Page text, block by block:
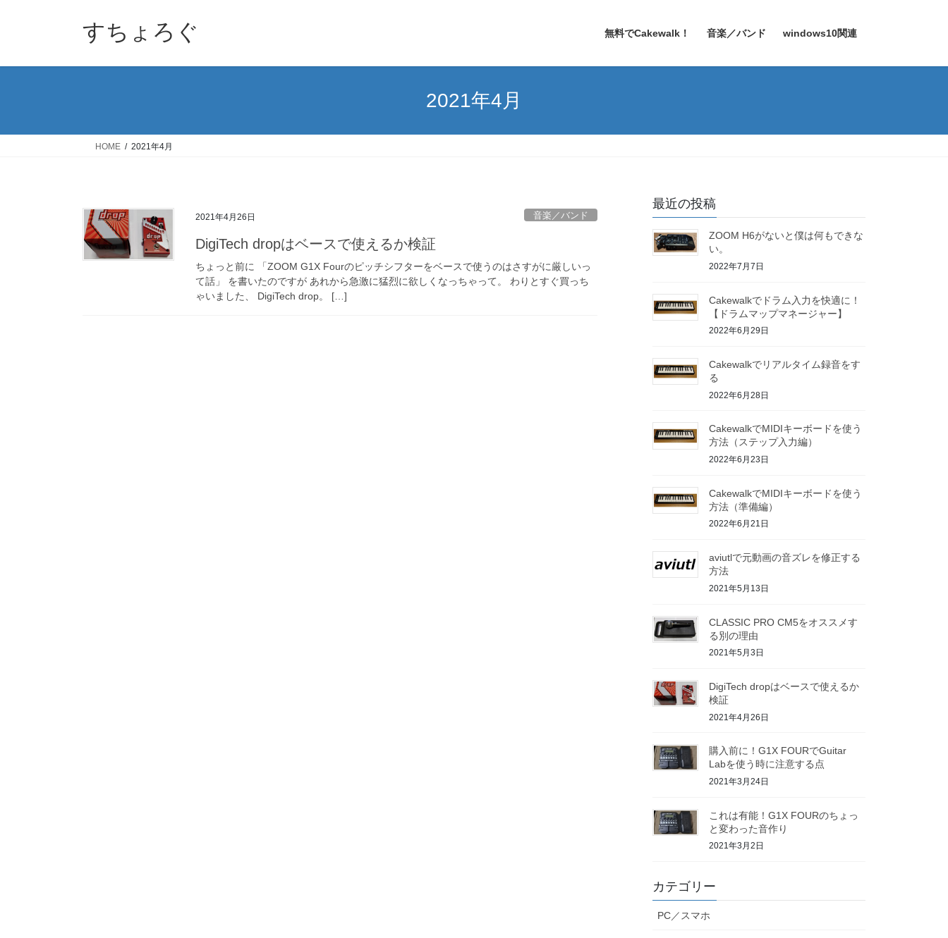
すちょろぐ 無料でCakewalk！ 音楽／バンド windows10関連
2021年4月
HOME 2021年4月
2021年4月26日 音楽／バンド
DigiTech dropはベースで使えるか検証
ちょっと前に 「ZOOM G1X Fourのピッチシフターをベースで使うのはさすがに厳しいっ
て話」 を書いたのですが あれから急激に猛烈に欲しくなっちゃって。 わりとすぐ買っち
ゃいました、 DigiTech drop。 […]
最近の投稿
ZOOM H6がないと僕は何もできな
い。
2022年7月7日
Cakewalkでドラム入力を快適に！
【ドラムマップマネージャー】
2022年6月29日
Cakewalkでリアルタイム録音をす
る
2022年6月28日
CakewalkでMIDIキーボードを使う
方法（ステップ入力編）
2022年6月23日
CakewalkでMIDIキーボードを使う
方法（準備編）
2022年6月21日
aviutlで元動画の音ズレを修正する
方法
2021年5月13日
CLASSIC PRO CM5をオススメす
る別の理由
2021年5月3日
DigiTech dropはベースで使えるか
検証
2021年4月26日
購入前に！G1X FOURでGuitar
Labを使う時に注意する点
2021年3月24日
これは有能！G1X FOURのちょっ
と変わった音作り
2021年3月2日
カテゴリー
PC／スマホ